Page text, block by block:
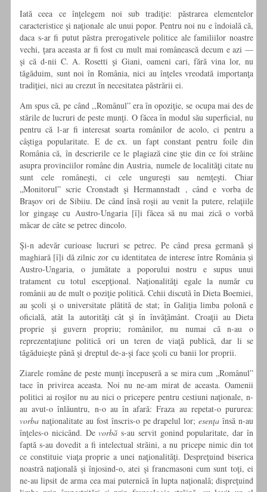
Iată ceea ce înţelegem noi sub tradiţie: păstrarea elementelor
caracteristice şi naţionale ale unui popor. Pentru noi nu e îndoială că,
daca s-ar fi putut păstra prerogativele politice ale familiilor noastre
vechi, ţara aceasta ar fi fost cu mult mai românească decum e azi —
şi că d-nii C. A. Rosetti şi Giani, oameni cari, fără vina lor, nu
tăgăduim, sunt noi în România, nici au înţeles vreodată importanţa
tradiţiei, nici au crezut în necesitatea păstrării ei.
Am spus că, pe când ,,Românul” era în opoziţie, se ocupa mai des de
stările de lucruri de peste munţi. O făcea în modul său superficial, nu
pentru că l-ar fi interesat soarta românilor de acolo, ci pentru a
câştiga popularitate. E de ex. un fapt constant pentru foile din
România că, în descrierile ce le plagiază cine ştie din ce foi străine
asupra provinciilor române din Austria, numele de localităţi citate nu
sunt cele româneşti, ci cele ungureşti sau nemţeşti. Chiar
„Monitorul” scrie Cronstadt şi Hermannstadt , când e vorba de
Braşov ori de Sibiiu. De când însă roşii au venit la putere, relaţiile
lor gingaşe cu Austro-Ungaria [î]i făcea să nu mai zică o vorbă
măcar de câte se petrec dincolo.
Şi-n adevăr curioase lucruri se petrec. Pe când presa germană şi
maghiară [î]i dă zilnic zor cu identitatea de interese între România şi
Austro-Ungaria, o jumătate a poporului nostru e supus unui
tratament cu totul escepţional. Naţionalităţi egale la număr cu
românii au de mult o poziţie politică. Cehii discută în Dieta Boemiei,
au şcoli şi o universitate plătită de stat; în Galiţia limba polonă e
oficială, atât la autorităţi cât şi în învăţământ. Croaţii au Dieta
proprie şi guvern propriu; românilor, nu numai că n-au o
reprezentaţiune politică ori un teren de viaţă publică, dar li se
tăgăduieşte până şi dreptul de-a-şi face şcoli cu banii lor proprii.
Ziarele române de peste munţi începuseră a se mira cum „Românul”
tace în privirea aceasta. Noi nu ne-am mirat de aceasta. Oamenii
politici ai roşilor nu au nici o pricepere pentru cestiuni naţionale, n-
au avut-o înlăuntru, n-o au în afară: Fraza au repetat-o pururea:
vorba naţionalitate au fost înscris-o pe drapelul lor;esenţa însă n-au
înţeles-o nicicând. Devorbă s-au servit gonind popularitate, dar în
faptă s-au dovedit a fi intelectual străini, a nu pricepe nimic din tot
ce constituie viaţa proprie a unei naţionalităţi. Despreţuind biserica
noastră naţională şi înjosind-o, atei şi francmasoni cum sunt toţi, ei
ne-au lipsit de arma cea mai puternică în lupta naţională; dispreţuind